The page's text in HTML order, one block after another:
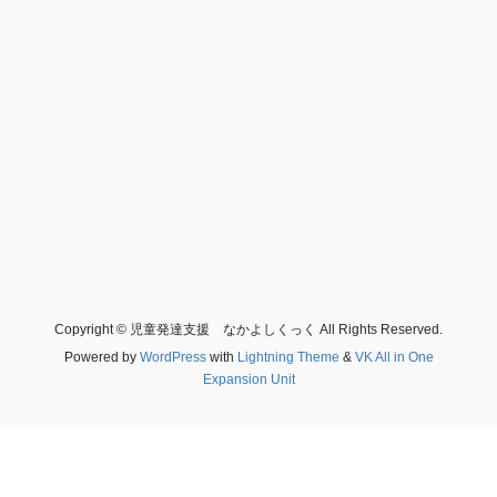
Copyright © 児童発達支援 なかよしくっく All Rights Reserved.
Powered by WordPresswith Lightning Theme & VK All in One
Expansion Unit